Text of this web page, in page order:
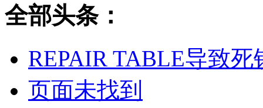
全部头条：
REPAIR TABLE导致死
页面未找到